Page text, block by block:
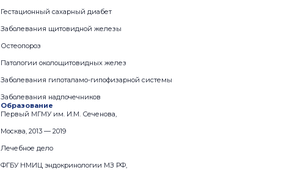
Гестационный сахарный диабет
Заболевания щитовидной железы
Остеопороз
Патологии околощитовидных желез
Заболевания гипоталамо-гипофизарной системы
Заболевания надпочечников
Образование
Первый МГМУ им. И.М. Сеченова,
Москва, 2013 — 2019
Лечебное дело
ФГБУ НМИЦ эндокринологии МЗ РФ,